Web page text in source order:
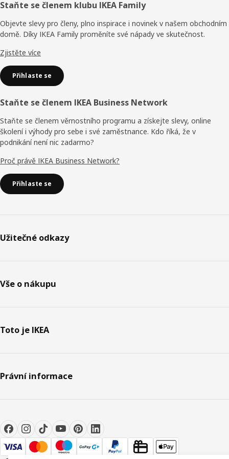
různými typy polic a kontejnerů nebo třeba sušákem." A
přestavět nebo k ní přidat další části. Police nabízíme ve
třech různých šířkách, a tak je snadno nakombinujete,
abyste využili každý centimetr čtvereční prostoru, který
máte. Všechny části jsou ošetřeny a testovány tak, aby
vydržely venkovní podmínky. „Systém JOSTEIN se
přizpůsobí vašemu životu a nabízí způsob, jak získat více
Zápatí
Staňte se členem klubu IKEA Family
Objevte slevy pro členy, plno inspirace i novinek v našem obchodním
domě. Díky IKEA Family proměníte své nápady ve skutečnost.
Zjistěte více
Přihlaste se
Staňte se členem IKEA Business Network
Staňte se členem věrnostního programu a získejte slevy, online
školení i výhody pro sebe i své zaměstnance. Kdo říká, že v
podnikání není nic zadarmo?
Proč právě IKEA Business Network?
Přihlaste se
Užitečné odkazy
Vše o nákupu
Toto je IKEA
Právní informace